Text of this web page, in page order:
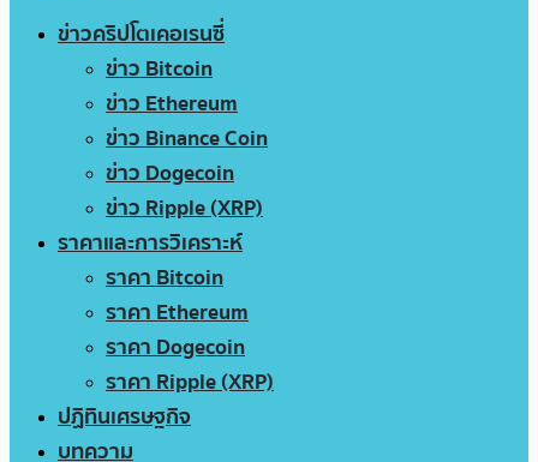
ข่าวคริปโตเคอเรนซี่
ข่าว Bitcoin
ข่าว Ethereum
ข่าว Binance Coin
ข่าว Dogecoin
ข่าว Ripple (XRP)
ราคาและการวิเคราะห์
ราคา Bitcoin
ราคา Ethereum
ราคา Dogecoin
ราคา Ripple (XRP)
ปฏิทินเศรษฐกิจ
บทความ